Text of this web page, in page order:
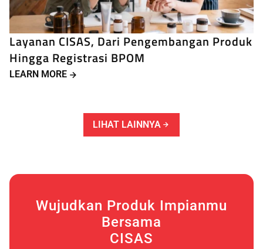
Layanan CISAS, Dari Pengembangan Produk
Hingga Registrasi BPOM
LEARN MORE
LIHAT LAINNYA
Wujudkan Produk Impianmu
Bersama
CISAS